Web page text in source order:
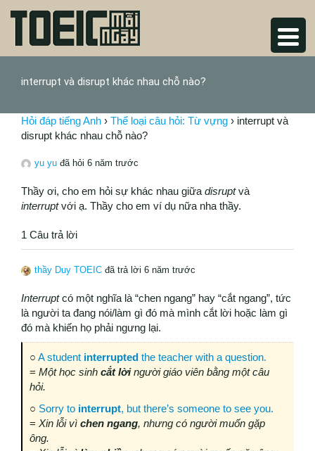
interrupt và disrupt khác nhau chỗ nào?
Hỏi đáp tiếng Anh › Thể loại câu hỏi: Từ vựng › interrupt và
disrupt khác nhau chỗ nào?
yu yu đã hỏi 6 năm trước
Thầy ơi, cho em hỏi sự khác nhau giữa disruptvà
interruptvới ạ. Thầy cho em ví dụ nữa nha thầy.
1 Câu trả lời
thầy Duy TOEIC đã trả lời 6 năm trước
Interruptcó một nghĩa là “chen ngang” hay “cắt ngang”, tức
là người ta đang nói/làm gì đó mà mình cắt lời hoặc làm gì
đó mà khiến họ phải ngưng lại.
○ A student interrupted the teacher with a question.
= Một học sinh cắt lờingười giáo viên bằng một câu
hỏi.
○ Sorry to interrupt, but there’s someone to see you.
= Xin lỗi vì chen ngang, nhưng có người muốn gặp
ông.